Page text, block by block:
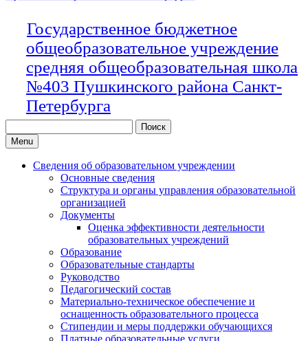
Государственное бюджетное
общеобразовательное учреждение
средняя общеобразовательная школа
№403 Пушкинского района Санкт-
Петербурга
for:Menu
Сведения об образовательном учреждении
Основные сведения
Структура и органы управления образовательной
организацией
Документы
Оценка эффективности деятельности
образовательных учреждений
Образование
Образовательные стандарты
Руководство
Педагогический состав
Материально-техническое обеспечение и
оснащенность образовательного процесса
Стипендии и меры поддержки обучающихся
Платные образовательные услуги